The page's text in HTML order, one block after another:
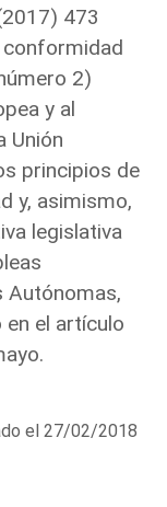
473
conformidad
2)
y al
Unión
principios de
y, asimismo,
legislativa
Autónomas,
el artículo
el 27/02/2018